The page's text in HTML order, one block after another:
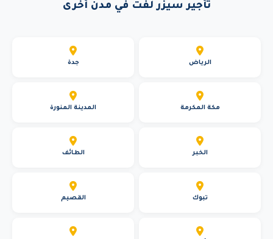
تأجير سيزر لفت في مدن أخرى
الرياض جدة
مكة المكرمة المدينة المنورة
الخبر الطائف
تبوك القصيم